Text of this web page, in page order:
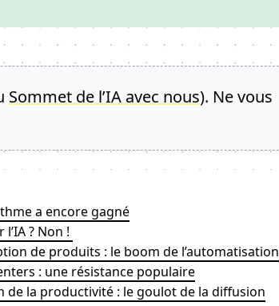
Sommet de l’IA avec nous). Ne vous
a encore gagné
? Non !
de produits : le boom de l’automatisation
: une résistance populaire
de la productivité : le goulot de la diffusion